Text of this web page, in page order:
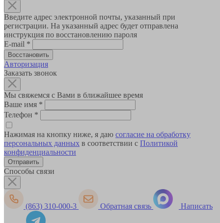
Введите адрес электронной почты, указанный при
регистрации. На указанный адрес будет отправлена
инструкция по восстановлению пароля
E-mail *
Авторизация
Заказать звонок
Мы свяжемся с Вами в ближайшее время
Ваше имя *
Телефон *
Нажимая на кнопку ниже, я даю согласие на обработку
персональных данных в соответствии с Политикой
конфиденциальности
Способы связи
(863) 310-000-3 Обратная связь Написать